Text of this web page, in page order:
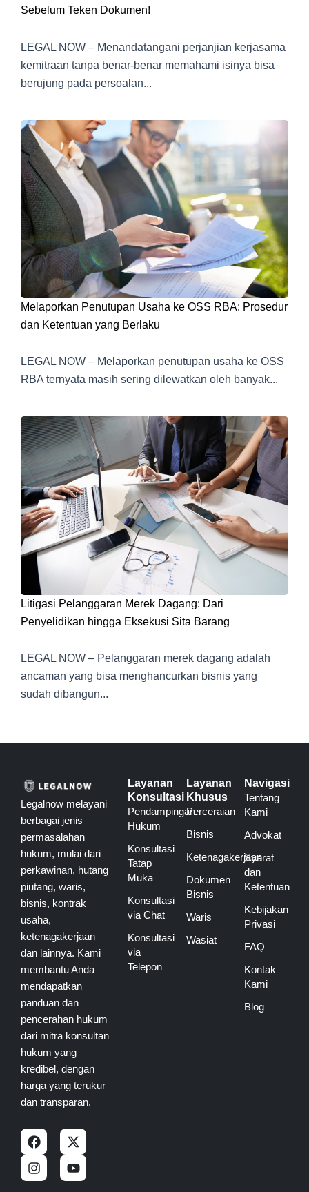
Sebelum Teken Dokumen!
LEGAL NOW – Menandatangani perjanjian kerjasama
kemitraan tanpa benar-benar memahami isinya bisa
berujung pada persoalan...
Melaporkan Penutupan Usaha ke OSS RBA: Prosedur
dan Ketentuan yang Berlaku
LEGAL NOW – Melaporkan penutupan usaha ke OSS
RBA ternyata masih sering dilewatkan oleh banyak...
Litigasi Pelanggaran Merek Dagang: Dari
Penyelidikan hingga Eksekusi Sita Barang
LEGAL NOW – Pelanggaran merek dagang adalah
ancaman yang bisa menghancurkan bisnis yang
sudah dibangun...
Legalnow melayani
berbagai jenis
permasalahan
hukum, mulai dari
perkawinan, hutang
piutang, waris,
bisnis, kontrak
usaha,
ketenagakerjaan
dan lainnya. Kami
membantu Anda
mendapatkan
panduan dan
pencerahan hukum
dari mitra konsultan
hukum yang
kredibel, dengan
harga yang terukur
dan transparan.
F
a
c
e
X
-
t
w
I
n
s
t
Y
o
u
t
Layanan
Konsultasi
Pendampingan
Hukum
Konsultasi
Tatap
Muka
Konsultasi
via Chat
Konsultasi
via
Telepon
Layanan
Khusus
Perceraian
Bisnis
Ketenagakerjaan
Dokumen
Bisnis
Waris
Wasiat
Navigasi
Tentang
Kami
Advokat
Syarat
dan
Ketentuan
Kebijakan
Privasi
FAQ
Kontak
Kami
Blog